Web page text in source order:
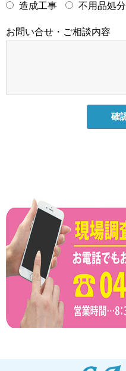
造成工事
不用品処分
お問い合せ・ご相談内容